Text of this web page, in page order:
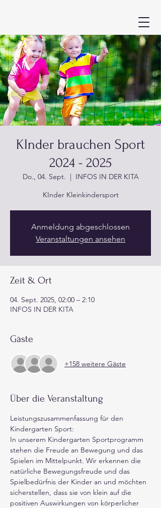
KInder brauchen Sport
2024 - 2025
Do., 04. Sept.
  |
INFOS IN DER KITA
KInder Kleinkindersport
Anmeldung abgeschlossen
Veranstaltungen ansehen
Zeit & Ort
04. Sept. 2025, 02:00 – 2:10
INFOS IN DER KITA
Gäste
+158 weitere Gäste
Über die Veranstaltung
Leistungszusammenfassung für den
Kindergarten Sport:
In unserem Kindergarten Sportprogramm
stehen die Freude an Bewegung und das
Spielen im Mittelpunkt. Wir erkennen die
natürliche Bewegungsfreude und das
Spielbedürfnis der Kinder an und möchten
sicherstellen, dass sie von klein auf die
positiven Auswirkungen von körperlicher